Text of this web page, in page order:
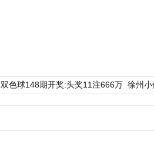
双色球148期开奖:头奖11注666万 徐州